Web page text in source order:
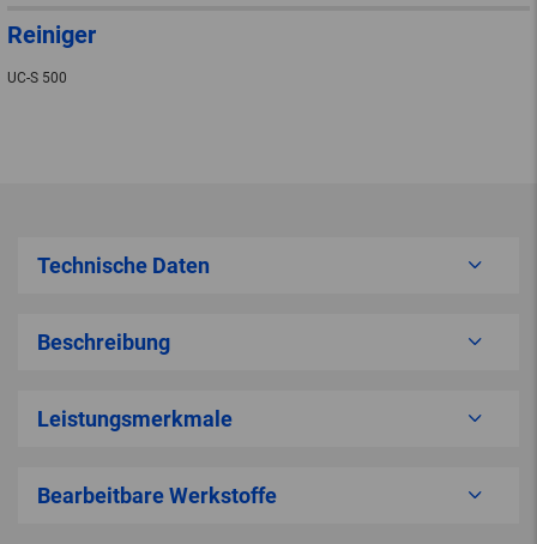
Reiniger
UC-S 500
Technische Daten
Beschreibung
Leistungsmerkmale
Bearbeitbare Werkstoffe